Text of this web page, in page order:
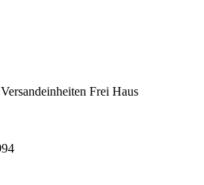
Frei Haus